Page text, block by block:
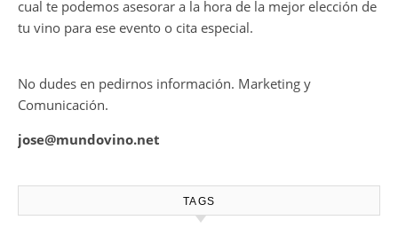
cual te podemos asesorar a la hora de la mejor elección de
tu vino para ese evento o cita especial.
No dudes en pedirnos información. Marketing y
Comunicación.
jose@mundovino.net
TAGS